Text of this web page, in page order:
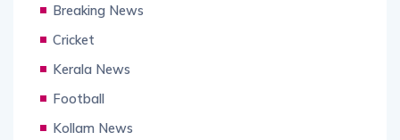
Breaking News
Cricket
Kerala News
Football
Kollam News